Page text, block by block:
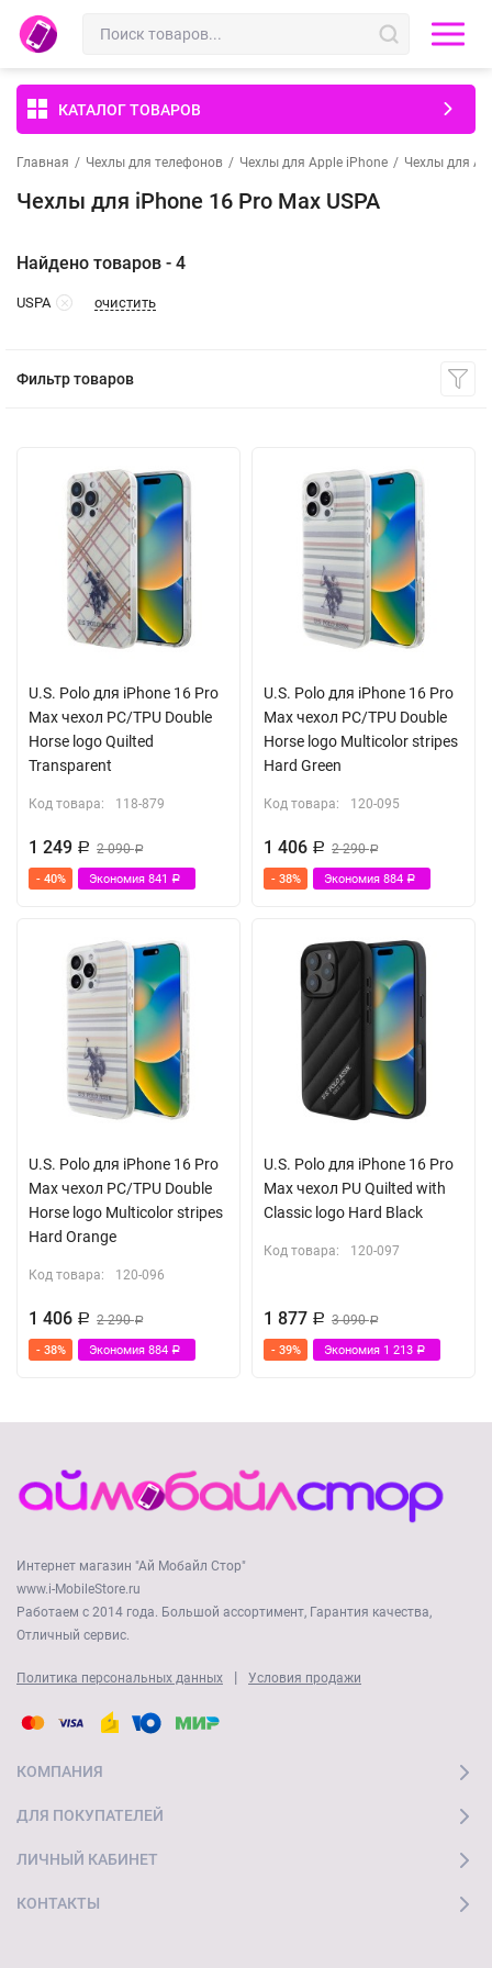
КАТАЛОГ ТОВАРОВ
Главная / Чехлы для телефонов / Чехлы для Apple iPhone / Чехлы для
Чехлы для iPhone 16 Pro Max USPA
Найдено товаров - 4
USPA очистить
Фильтр товаров
U.S. Polo для iPhone 16 Pro
Max чехол PC/TPU Double
Horse logo Quilted
Transparent
Код товара: 118-879
1 249 Р 2 090Р
- 40% Экономия 841 Р
U.S. Polo для iPhone 16 Pro
Max чехол PC/TPU Double
Horse logo Multicolor stripes
Hard Green
Код товара: 120-095
1 406 Р 2 290Р
- 38% Экономия 884 Р
U.S. Polo для iPhone 16 Pro
Max чехол PC/TPU Double
Horse logo Multicolor stripes
Hard Orange
Код товара: 120-096
1 406 Р 2 290Р
- 38% Экономия 884 Р
U.S. Polo для iPhone 16 Pro
Max чехол PU Quilted with
Classic logo Hard Black
Код товара: 120-097
1 877 Р 3 090Р
- 39% Экономия 1 213 Р
Интернет магазин "Ай Мобайл Стор"
www.i-MobileStore.ru
Работаем с 2014 года. Большой ассортимент, Гарантия качества,
Отличный сервис.
Политика персональных данных | Условия продажи
КОМПАНИЯ
ДЛЯ ПОКУПАТЕЛЕЙ
ЛИЧНЫЙ КАБИНЕТ
КОНТАКТЫ